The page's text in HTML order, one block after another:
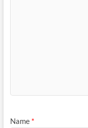
Name *